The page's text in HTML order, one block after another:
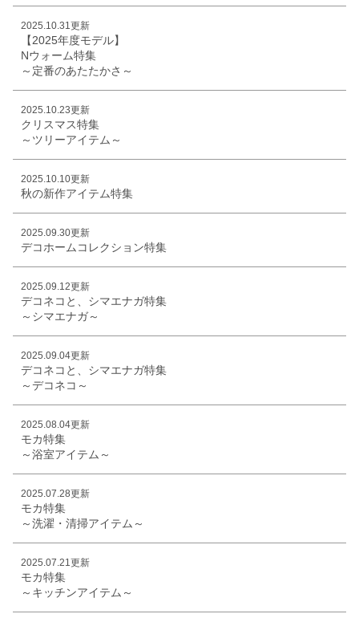
2025.10.31更新
【2025年度モデル】
Nウォーム特集
～定番のあたたかさ～
2025.10.23更新
クリスマス特集
～ツリーアイテム～
2025.10.10更新
秋の新作アイテム特集
2025.09.30更新
デコホームコレクション特集
2025.09.12更新
デコネコと、シマエナガ特集
～シマエナガ～
2025.09.04更新
デコネコと、シマエナガ特集
～デコネコ～
2025.08.04更新
モカ特集
～浴室アイテム～
2025.07.28更新
モカ特集
～洗濯・清掃アイテム～
2025.07.21更新
モカ特集
～キッチンアイテム～